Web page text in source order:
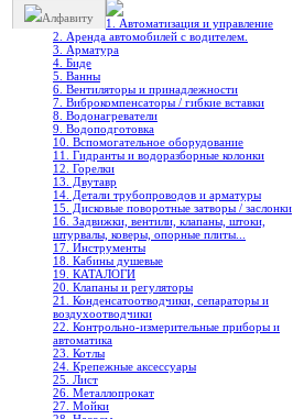
Алфавиту
1. Автоматизация и управление
2. Аренда автомобилей с водителем.
3. Арматура
4. Биде
5. Ванны
6. Вентиляторы и принадлежности
7. Виброкомпенсаторы / гибкие вставки
8. Водонагреватели
9. Водоподготовка
10. Вспомогательное оборудование
11. Гидранты и водоразборные колонки
12. Горелки
13. Двутавр
14. Детали трубопроводов и арматуры
15. Дисковые поворотные затворы / заслонки
16. Задвижки, вентили, клапаны, штоки,
штурвалы, коверы, опорные плиты...
17. Инструменты
18. Кабины душевые
19. КАТАЛОГИ
20. Клапаны и регуляторы
21. Конденсатоотводчики, сепараторы и
воздухоотводчики
22. Контрольно-измерительные приборы и
автоматика
23. Котлы
24. Крепежные аксессуары
25. Лист
26. Металлопрокат
27. Мойки